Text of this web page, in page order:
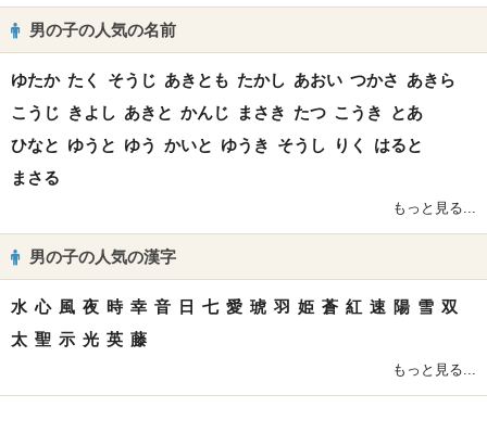
男の子の人気の名前
ゆたか たく そうじ あきとも たかし あおい つかさ あきら
こうじ きよし あきと かんじ まさき たつ こうき
とあ
ひなと ゆうと ゆう かいと ゆうき そうし りく
はると
まさる
もっと見る...
男の子の人気の漢字
水 心 風 夜 時 幸 音 日 七 愛 琥 羽 姫 蒼 紅 速 陽 雪 双
太 聖 示 光 英 藤
もっと見る...